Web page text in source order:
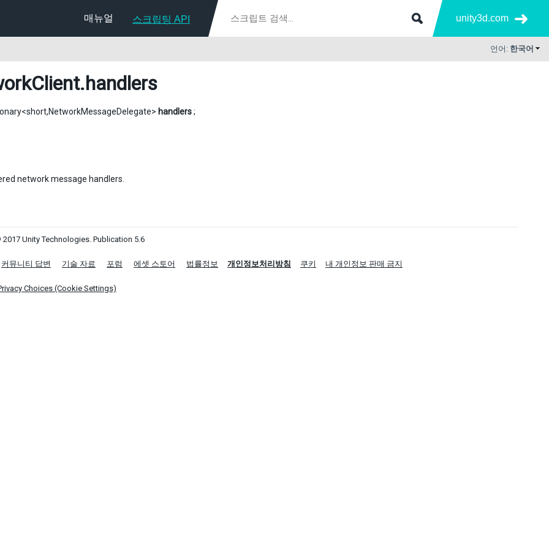
매뉴얼 스크립팅 API unity3d.com
언어: 한국어
.handlers
handlers;
network message handlers.
Unity Technologies. Publication 5.6
커뮤니티 답변 기술 자료 포럼 에셋 스토어 법률정보 개인정보처리방침 쿠키 내 개인정보 판매 금지
Choices (Cookie Settings)